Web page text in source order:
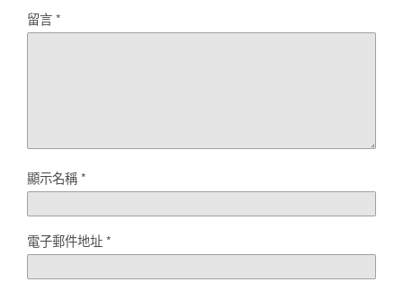
留言*
顯示名稱*
電子郵件地址*